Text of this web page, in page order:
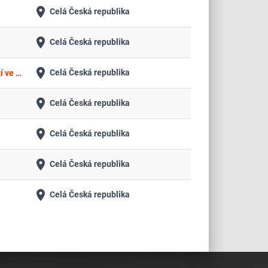
place Celá Česká republika
place Celá Česká republika
Rámcová dohoda na zajištění správy a servisu dobíjecích stanic na území hl. m. Prahy v rámci parkovacích ploch a garáží ve správě TSK - II place Celá Česká republika
place Celá Česká republika
place Celá Česká republika
place Celá Česká republika
place Celá Česká republika